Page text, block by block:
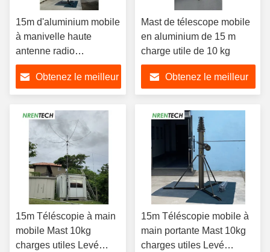
15m d'aluminium mobile
à manivelle haute
antenne radio
télescopique mât charge
utile de 10 kg
Obtenez le meilleur
Mast de télescope mobile
en aluminium de 15 m
charge utile de 10 kg
Obtenez le meilleur
15m Téléscopie à main
mobile Mast 10kg
charges utiles Levé
15m Téléscopie mobile à
main portante Mast 10kg
charges utiles Levé